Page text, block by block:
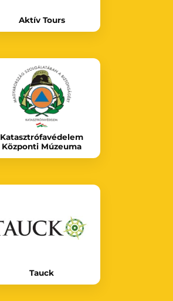
Aktív Tours
Katasztrófavédelem
Központi Múzeuma
Tauck